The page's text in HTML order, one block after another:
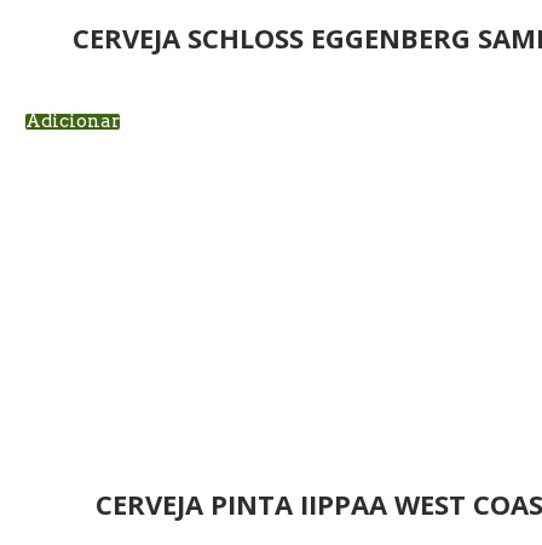
CERVEJA SCHLOSS EGGENBERG
Adicionar
CERVEJA PINTA IIPPAA WEST